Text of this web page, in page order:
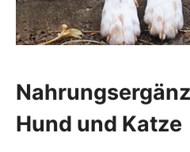
Hund und Katze